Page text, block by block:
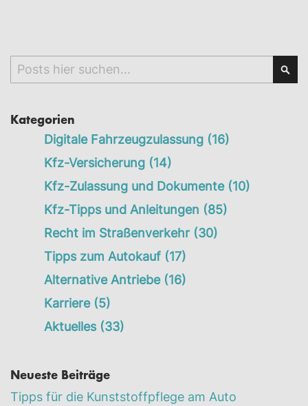
Search
Kategorien
Digitale Fahrzeugzulassung (16)
Kfz-Versicherung (14)
Kfz-Zulassung und Dokumente (10)
Kfz-Tipps und Anleitungen (85)
Recht im Straßenverkehr (30)
Tipps zum Autokauf (17)
Alternative Antriebe (16)
Karriere (5)
Aktuelles (33)
Neueste Beiträge
Tipps für die Kunststoffpflege am Auto